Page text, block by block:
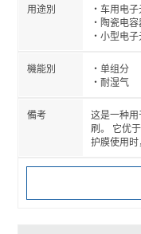
车用电
陶瓷电容
小型电
单组分
耐湿气
这是一种
刷。 它优
护膜使用时